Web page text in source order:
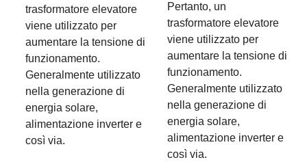
trasformatore elevatore
viene utilizzato per
aumentare la tensione di
funzionamento.
Generalmente utilizzato
nella generazione di
energia solare,
alimentazione inverter e
così via.
Pertanto, un
trasformatore elevatore
viene utilizzato per
aumentare la tensione di
funzionamento.
Generalmente utilizzato
nella generazione di
energia solare,
alimentazione inverter e
così via.